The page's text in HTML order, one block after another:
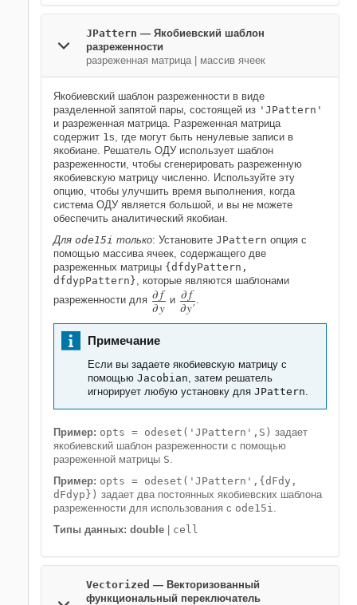
JPattern — Якобиевский шаблон
разреженности
разреженная матрица
массив ячеек
Якобиевский шаблон разреженности в виде
разделенной запятой пары, состоящей из 'JPattern'
и разреженная матрица. Разреженная матрица
содержит 1s, где могут быть ненулевые записи в
якобиане. Решатель ОДУ использует шаблон
разреженности, чтобы сгенерировать разреженную
якобиевскую матрицу численно. Используйте эту
опцию, чтобы улучшить время выполнения, когда
система ОДУ является большой, и вы не можете
обеспечить аналитический якобиан.
Для ode15i только: Установите JPattern опция с
помощью массива ячеек, содержащего две
разреженных матрицы {dfdyPattern,
dfdypPattern}, которые являются шаблонами
разреженности для ∂f
∂y и ∂f
∂y′
Примечание
Если вы задаете якобиевскую матрицу с
помощью Jacobian, затем решатель
игнорирует любую установку для JPattern.
Пример: opts = odeset('JPattern',S) задает
якобиевский шаблон разреженности с помощью
разреженной матрицы S.
Пример: opts = odeset('JPattern',{dFdy,
dFdyp}) задает два постоянных якобиевских шаблона
разреженности для использования с ode15i.
Типы данных: double
cell
Vectorized — Векторизованный
функциональный переключатель